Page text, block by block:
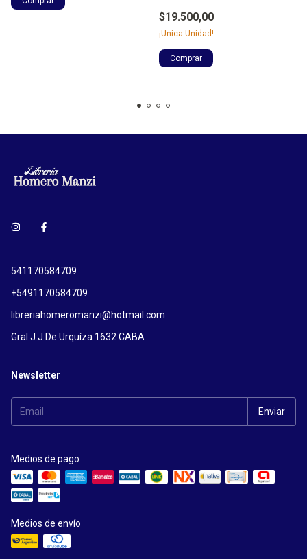
$19.500,00
¡Unica Unidad!
541170584709
+5491170584709
libreriahomeromanzi@hotmail.com
Gral.J.J De Urquíza 1632 CABA
Newsletter
Medios de pago
Medios de envío